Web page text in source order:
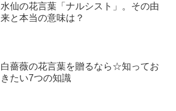
水仙の花言葉「ナルシスト」。その由
来と本当の意味は？
白薔薇の花言葉を贈るなら☆知ってお
きたい7つの知識